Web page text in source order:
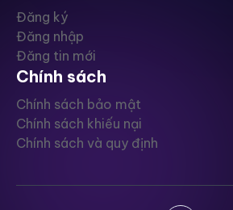
Đăng ký
Đăng nhập
Đăng tin mới
Chính sách
Chính sách bảo mật
Chính sách khiếu nại
Chính sách và quy định